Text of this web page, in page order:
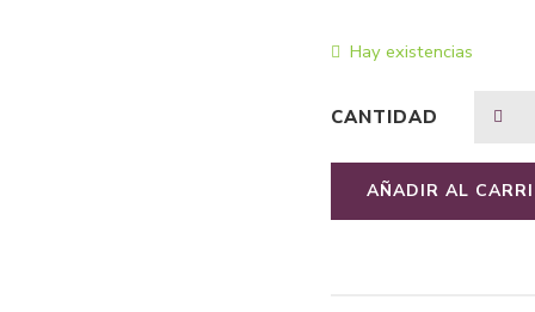
Hay existencias
CANTIDAD
AÑADIR AL